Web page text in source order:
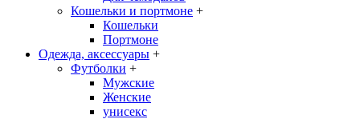
Кошельки и портмоне +
Кошельки
Портмоне
Одежда, аксессуары +
Футболки +
Мужские
Женские
унисекс